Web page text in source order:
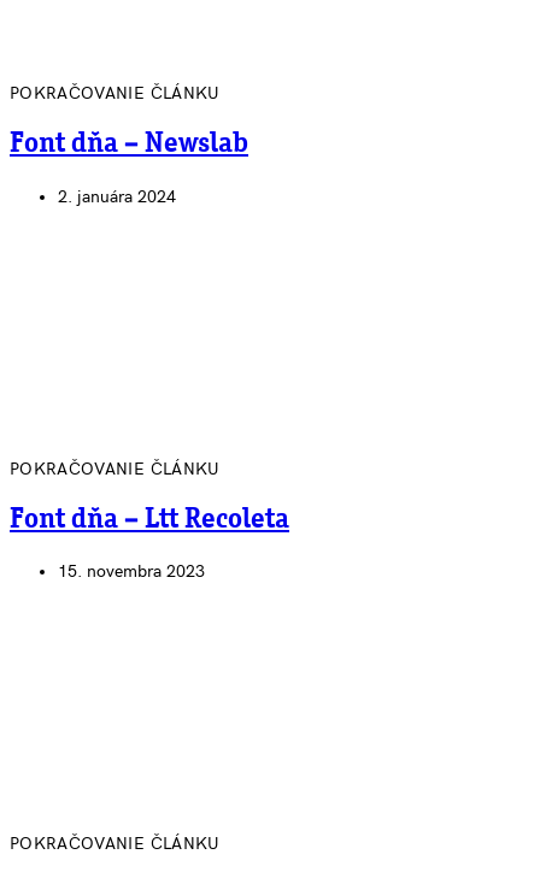
POKRAČOVANIE ČLÁNKU
Font dňa – Newslab
2. januára 2024
POKRAČOVANIE ČLÁNKU
Font dňa – Ltt Recoleta
15. novembra 2023
POKRAČOVANIE ČLÁNKU